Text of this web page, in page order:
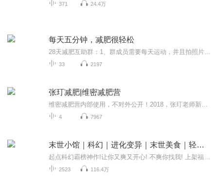
371 24.4万
每天五分钟，减肥很轻松
33 2197
张玎减肥|维密减肥营
4 7967
末世小馆｜科幻｜进化变异｜末世美食｜轻松爽文
2523 116.4万